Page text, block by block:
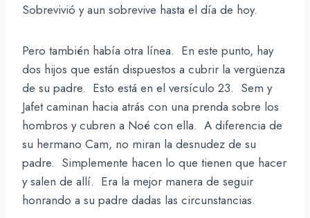
Sobrevivió y aun sobrevive hasta el día de hoy.
Pero también había otra línea. En este punto, hay
dos hijos que están dispuestos a cubrir la vergüenza
de su padre. Esto está en el versículo 23. Sem y
Jafet caminan hacia atrás con una prenda sobre los
hombros y cubren a Noé con ella. A diferencia de
su hermano Cam, no miran la desnudez de su
padre. Simplemente hacen lo que tienen que hacer
y salen de allí. Era la mejor manera de seguir
honrando a su padre dadas las circunstancias.